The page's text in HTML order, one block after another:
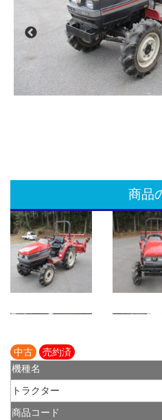
商品
中古
売約済
機種名
トラクター
商品コード